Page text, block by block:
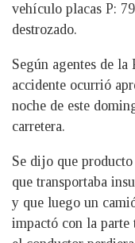
vehículo placas P:
destrozado.
Según agentes de
accidente ocurrió
noche de este
carretera.
Se dijo que
que transportaba
y que luego un
impactó con la parte